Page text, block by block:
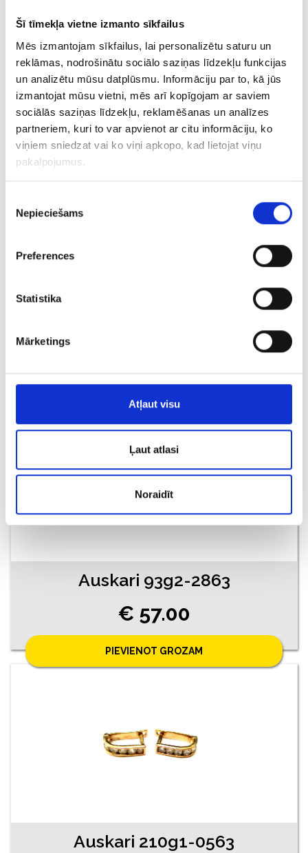
Šī tīmekļa vietne izmanto sīkfailus
Mēs izmantojam sīkfailus, lai personalizētu saturu un
reklāmas, nodrošinātu sociālo saziņas līdzekļu funkcijas
un analizētu mūsu datplūsmu. Informāciju par to, kā jūs
izmantojat mūsu vietni, mēs arī kopīgojam ar saviem
sociālās saziņas līdzekļu, reklamēšanas un analīzes
partneriem, kuri to var apvienot ar citu informāciju, ko
viņiem sniedzat vai ko viņi apkopo, kad lietojat viņu
pakalpojumus.
izvēle
Nepieciešams
Preferences
Statistika
Mārketings
Atļaut visu
Ļaut atlasi
Noraidīt
€ 47.00 € 60.00
PIEVIENOT GROZAM
Auskari 93g2-2863
€ 57.00
PIEVIENOT GROZAM
Auskari 210g1-0563